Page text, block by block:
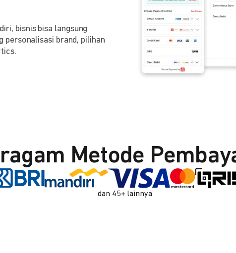
bisnis bisa langsung
personalisasi brand, pilihan
Metode
dan 45+ lainnya